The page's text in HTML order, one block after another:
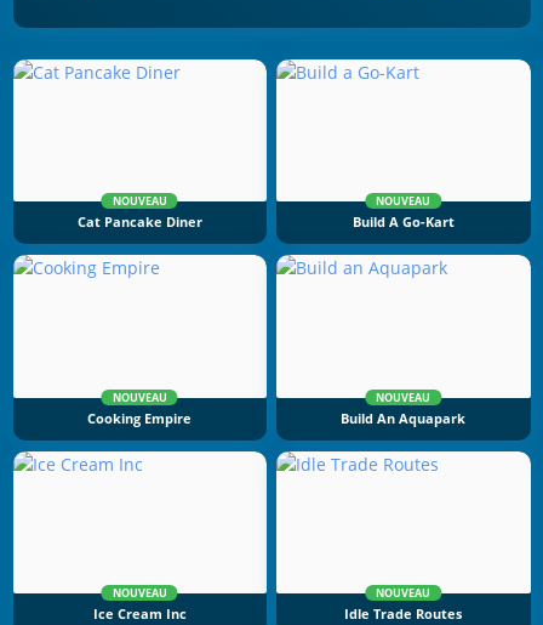
NOUVEAU
Cat Pancake Diner
NOUVEAU
Build A Go-Kart
NOUVEAU
Cooking Empire
NOUVEAU
Build An Aquapark
NOUVEAU
Ice Cream Inc
NOUVEAU
Idle Trade Routes